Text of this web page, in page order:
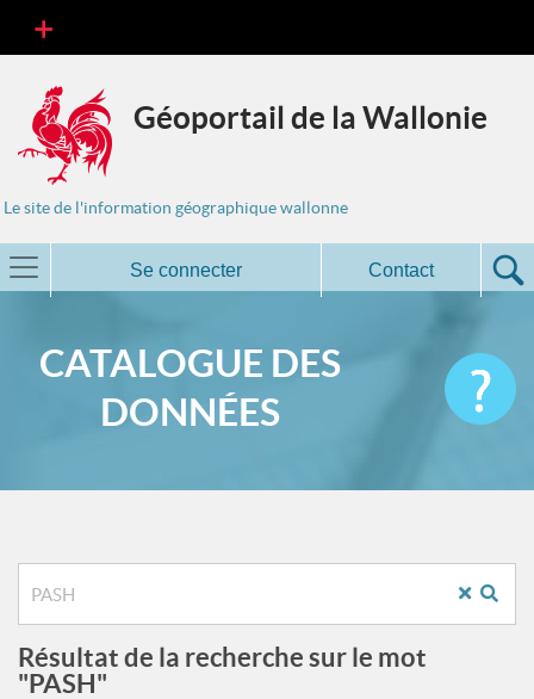
Géoportail de la Wallonie
Le site de l'information géographique wallonne
Se connecter Contact
CATALOGUE DES
DONNÉES
Résultat de la recherche sur le mot
"PASH"